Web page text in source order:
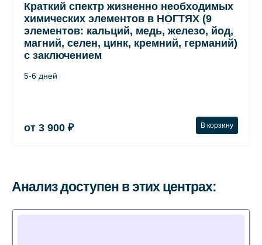
Краткий спектр жизненно необходимых
химических элементов в НОГТЯХ (9
элементов: кальций, медь, железо, йод,
магний, селен, цинк, кремний, германий)
с заключением
5-6 дней
от 3 900 ₽ В корзину
Анализ доступен в этих центрах: